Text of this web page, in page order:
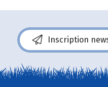
Inscription